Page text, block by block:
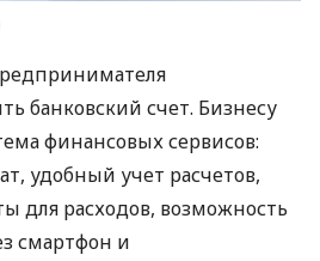
банковский счет. Бизнесу
финансовых сервисов:
удобный учет расчетов,
для расходов, возможность
смартфон и